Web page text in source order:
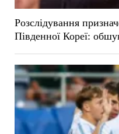
Розслідування
Південної Кореї: